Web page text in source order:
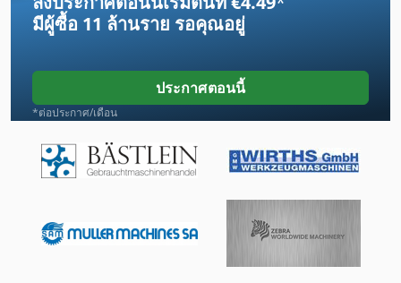
Gmx 200 Linear
Gx 11 Ff
Hpp 11
Lcf 1
Lm Guide
Mb 322
มีผู้ซื้อ 11 ล้านราย รอคุณอยู่
ประกาศตอนนี้
*ต่อประกาศ/เดือน